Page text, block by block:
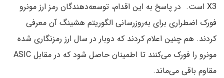
X3 است. در پاسخ به این اقدام، توسعه‌دهندگان رمز ارز مونرو
فورک اضطراری برای به‌روزرسانی الگوریتم هشینگ آن معرفی
کردند. هم چنین اعلام کردند که دوبار در سال ارز رمزنگاری شده
مونرو را فورک می‌کنند تا اطمینان حاصل شود که در مقابل ASIC
مقاوم باقی می‌ماند.